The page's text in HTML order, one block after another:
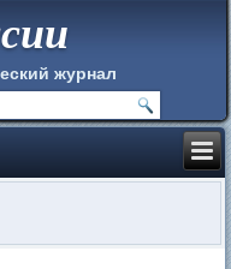
журнал